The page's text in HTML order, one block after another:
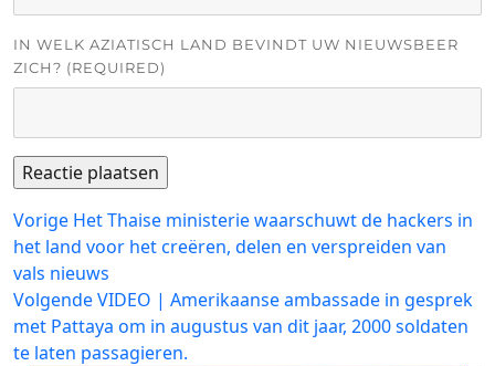
IN WELK AZIATISCH LAND BEVINDT UW NIEUWSBEER
ZICH? (REQUIRED)
Bericht
navigatie
Vorige Vorig
bericht:
Het Thaise ministerie waarschuwt de hackers in
het land voor het creëren, delen en verspreiden van
vals nieuws
VolgendeVolgend
bericht:
VIDEO | Amerikaanse ambassade in gesprek
met Pattaya om in augustus van dit jaar, 2000 soldaten
te laten passagieren.